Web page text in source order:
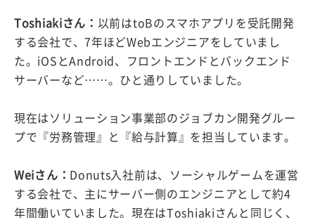
Toshiakiさん： 以前はtoBのスマホアプリを受託開発
する会社で、7年ほどWebエンジニアをしていまし
た。iOSとAndroid、フロントエンドとバックエンド
サーバーなど……。ひと通りしていました。
現在はソリューション事業部のジョブカン開発グルー
プで『労務管理』と『給与計算』を担当しています。
Weiさん： Donuts入社前は、ソーシャルゲームを運営
する会社で、主にサーバー側のエンジニアとして約4
年間働いていました。現在はToshiakiさんと同じく、